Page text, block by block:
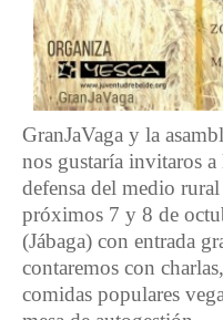
GranJaVaga y la
nos gustaría invitaros a
defensa del medio
próximos 7 y 8 de
(Jábaga) con entrada
contaremos con
comidas populares